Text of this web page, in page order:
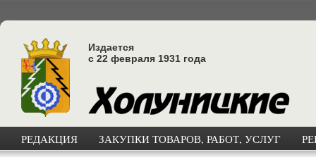
Издается
с 22 февраля 1931 года
РЕДАКЦИЯ ЗАКУПКИ ТОВАРОВ, РАБОТ, УСЛУГ